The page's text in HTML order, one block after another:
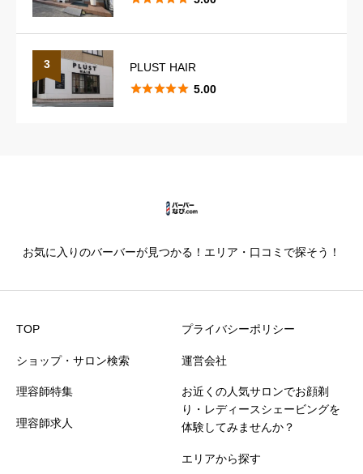
スタイリングのレパートリー
星の数をお選びください  

仕上がり満足度 必須
価格満足度
 
3
PLUST HAIR
 5.00
お気に入りのバーバーが見つかる！エリア・口コミで探そう！
TOP
ショップ・サロン検索
理容師特集
理容師求人
プライバシーポリシー
運営会社
お近くの人気サロンでお顔剃
り・レディースシェービングを
体験してみませんか？
エリアから探す